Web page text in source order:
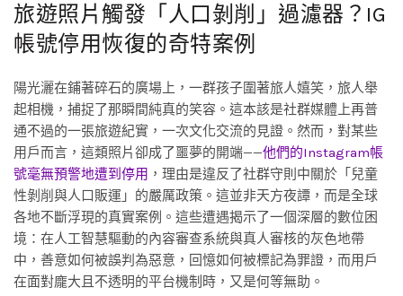
旅遊照片觸發「人口剝削」過濾器？IG
帳號停用恢復的奇特案例
陽光灑在鋪著碎石的廣場上，一群孩子圍著旅人嬉笑，旅人舉
起相機，捕捉了那瞬間純真的笑容。這本該是社群媒體上再普
通不過的一張旅遊紀實，一次文化交流的見證。然而，對某些
用戶而言，這類照片卻成了噩夢的開端——他們的Instagram帳
號毫無預警地遭到停用 ，理由是違反了社群守則中關於「兒童
性剝削與人口販運」的嚴厲政策。這並非天方夜譚，而是全球
各地不斷浮現的真實案例。這些遭遇揭示了一個深層的數位困
境：在人工智慧驅動的內容審查系統與真人審核的灰色地帶
中，善意如何被誤判為惡意，回憶如何被標記為罪證，而用戶
在面對龐大且不透明的平台機制時，又是何等無助。